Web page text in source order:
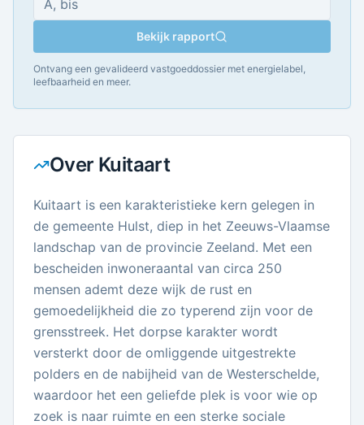
Bekijk rapport
Ontvang een gevalideerd vastgoeddossier met energielabel,
leefbaarheid en meer.
Over Kuitaart
Kuitaart is een karakteristieke kern gelegen in
de gemeente Hulst, diep in het Zeeuws-Vlaamse
landschap van de provincie Zeeland. Met een
bescheiden inwoneraantal van circa 250
mensen ademt deze wijk de rust en
gemoedelijkheid die zo typerend zijn voor de
grensstreek. Het dorpse karakter wordt
versterkt door de omliggende uitgestrekte
polders en de nabijheid van de Westerschelde,
waardoor het een geliefde plek is voor wie op
zoek is naar ruimte en een sterke sociale